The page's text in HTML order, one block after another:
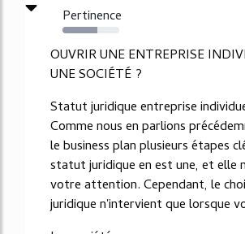
Pertinence
61%
OUVRIR UNE ENTREPRISE
UNE SOCIÉTÉ ?
Statut juridique entreprise
Comme nous en parlions
le business plan plusieurs étapes
statut juridique en est une, et elle
votre attention. Cependant, le
juridique n'intervient que lorsque